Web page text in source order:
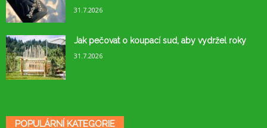
31.7.2026
Jak pečovat o koupací sud, aby vydržel roky
31.7.2026
POPULÁRNÍ KATEGORIE